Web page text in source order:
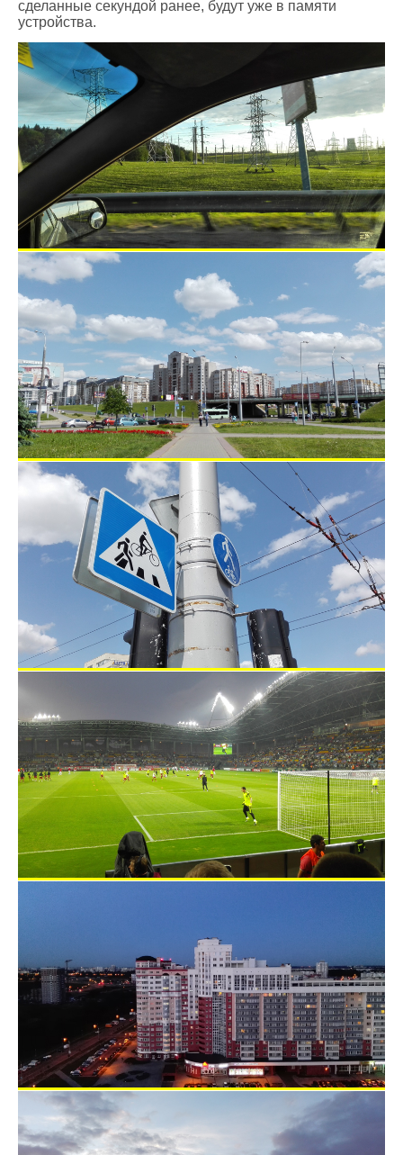
сделанные секундой ранее, будут уже в памяти
устройства.